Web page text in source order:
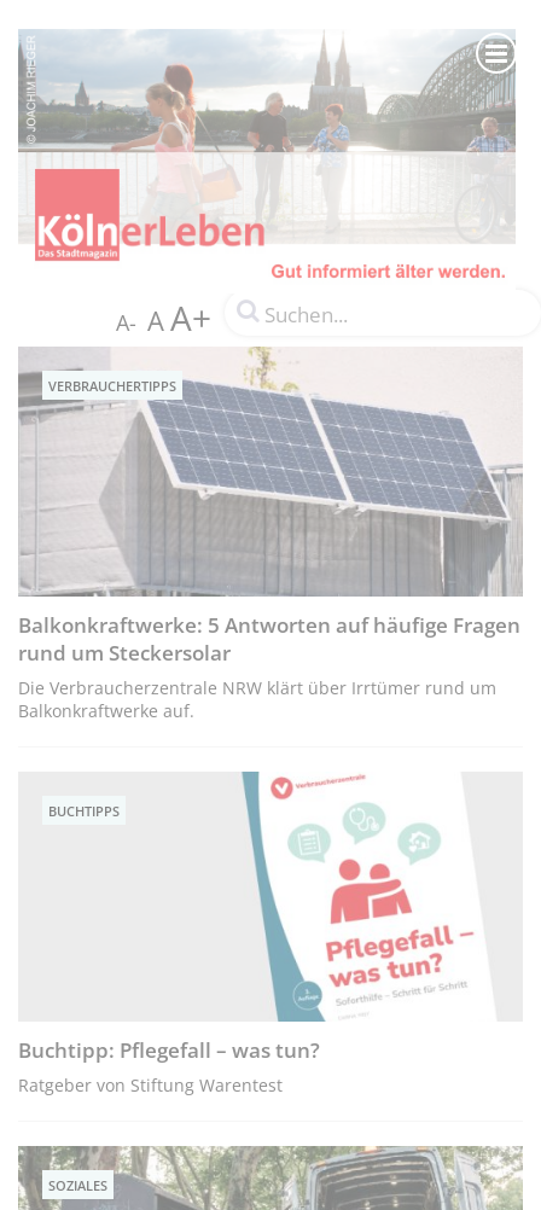
A- AA+
VERBRAUCHERTIPPS
Balkonkraftwerke: 5 Antworten auf häufige Fragen
rund um Steckersolar
Die Verbraucherzentrale NRW klärt über Irrtümer rund um
Balkonkraftwerke auf.
BUCHTIPPS
Buchtipp: Pflegefall – was tun?
Ratgeber von Stiftung Warentest
SOZIALES